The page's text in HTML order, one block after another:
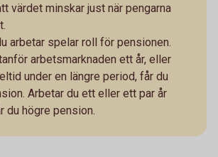
värdet minskar just när pengarna
arbetar spelar roll för pensionen.
arbetsmarknaden ett år, eller
under en längre period, får du
Arbetar du ett eller ett par år
du högre pension.